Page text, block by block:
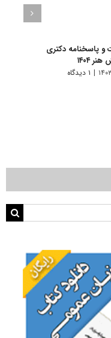
و پاسخنامه دکتری
۱۴۰۴
| ۱ دیدگاه